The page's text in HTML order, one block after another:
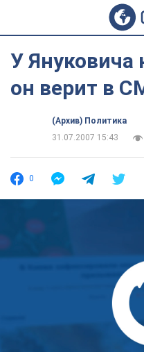
У Януковича
он верит в
(Архив) Политика
31.07.2007 15:43
0